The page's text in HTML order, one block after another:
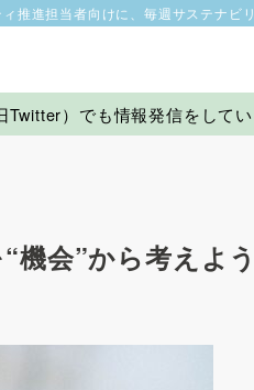
進担当者向けに、毎週サステナビ
Twitter）でも情報発信をして
機会”から考えよう